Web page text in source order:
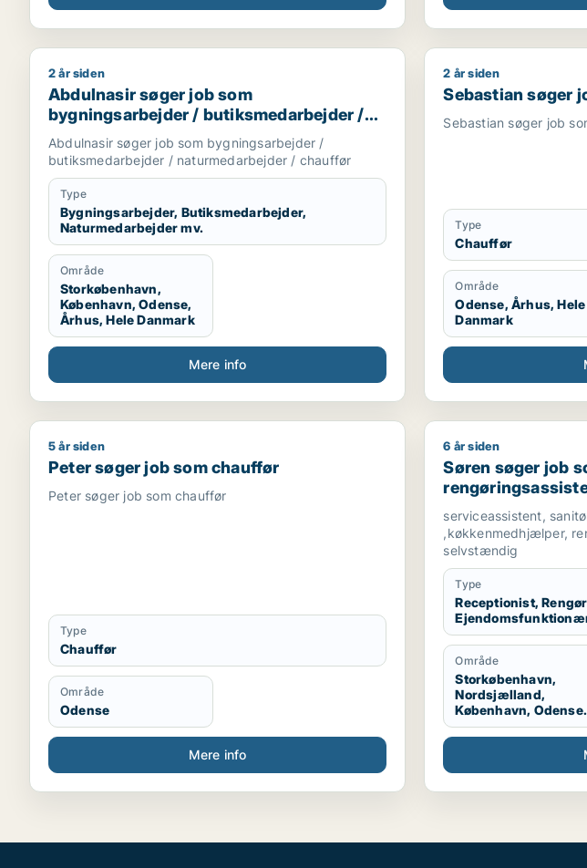
Abdulnasir søger job som bygningsarbejder / butiksmedarbejder /
2 år siden
Abdulnasir søger job som
bygningsarbejder / butiksmedarbejder /
naturmedarbejder / chauffør
Abdulnasir søger job som bygningsarbejder /
butiksmedarbejder / naturmedarbejder / chauffør
Type
Bygningsarbejder, Butiksmedarbejder,
Naturmedarbejder mv.
Område
Storkøbenhavn,
København, Odense,
Århus, Hele Danmark
Mere info
Sebastian søger job
2 år siden
Sebastian søger
Sebastian søger job
Type
Chauffør
Område
Odense, Århus, Hele
Danmark
Peter søger job som chauffør
5 år siden
Peter søger job som chauffør
Peter søger job som chauffør
Type
Chauffør
Område
Odense
Mere info
Søren søger job
6 år siden
Søren søger job
serviceassistent,
,køkkenmedhjælper,
selvstændig
Type
Receptionist,
Område
Storkøbenhavn,
Nordsjælland,
København, Odense,
Midt-og
Sydsjælland,